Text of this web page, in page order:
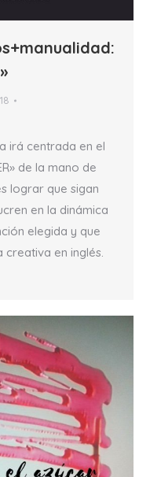
irá centrada en el
de la mano de
lograr que sigan
en la dinámica
elegida y que
en inglés.